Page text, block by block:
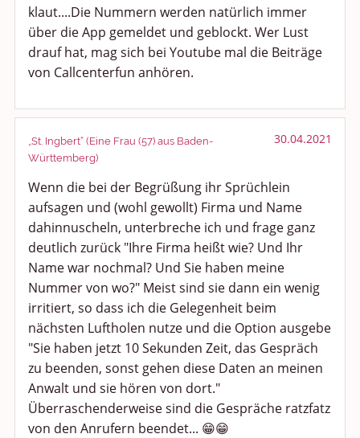
klaut....Die Nummern werden natürlich immer
über die App gemeldet und geblockt. Wer Lust
drauf hat, mag sich bei Youtube mal die Beiträge
von Callcenterfun anhören.
„St. Ingbert“ (Eine Frau (57) aus Baden-
Württemberg)
30.04.2021
Wenn die bei der Begrüßung ihr Sprüchlein
aufsagen und (wohl gewollt) Firma und Name
dahinnuscheln, unterbreche ich und frage ganz
deutlich zurück "Ihre Firma heißt wie? Und Ihr
Name war nochmal? Und Sie haben meine
Nummer von wo?" Meist sind sie dann ein wenig
irritiert, so dass ich die Gelegenheit beim
nächsten Luftholen nutze und die Option ausgebe
"Sie haben jetzt 10 Sekunden Zeit, das Gespräch
zu beenden, sonst gehen diese Daten an meinen
Anwalt und sie hören von dort."
Überraschenderweise sind die Gespräche ratzfatz
von den Anrufern beendet... 😁😁